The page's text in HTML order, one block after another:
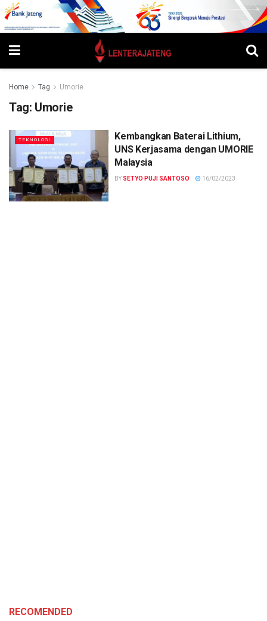
Home Tag Umorie
Tag: Umorie
TEKNOLOGI
Kembangkan Baterai Lithium,
UNS Kerjasama dengan UMORIE
Malaysia
BY SETYO PUJI SANTOSO 16/02/2023
RECOMENDED